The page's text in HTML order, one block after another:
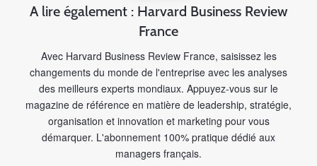
A lire également : Harvard Business Review
France
Avec Harvard Business Review France, saisissez les
changements du monde de l'entreprise avec les analyses
des meilleurs experts mondiaux. Appuyez-vous sur le
magazine de référence en matière de leadership, stratégie,
organisation et innovation et marketing pour vous
démarquer. L'abonnement 100% pratique dédié aux
managers français.